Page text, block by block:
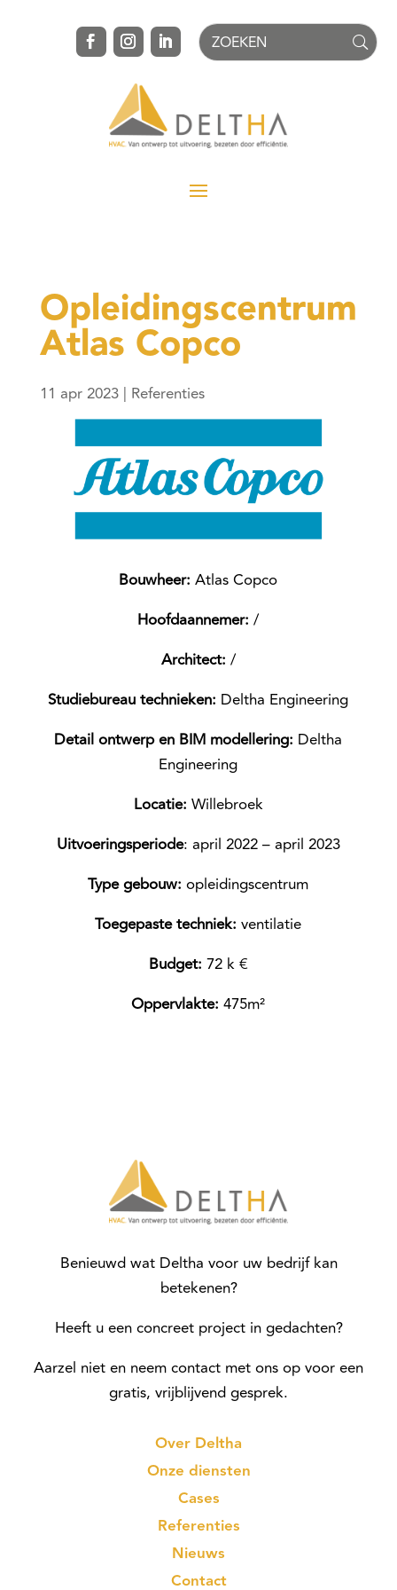
Opleidingscentrum
Atlas Copco
11 apr 2023| Referenties
Bouwheer:Atlas Copco
Hoofdaannemer: /
Architect: /
Studiebureau technieken: Deltha Engineering
Detail ontwerp en BIM modellering: Deltha
Engineering
Locatie: Willebroek
Uitvoeringsperiode: april 2022 – april 2023
Type gebouw: opleidingscentrum
Toegepaste techniek:ventilatie
Budget: 72 k €
Oppervlakte:475m²
Benieuwd wat Deltha voor uw bedrijf kan
betekenen?
Heeft u een concreet project in gedachten?
Aarzel niet en neem contact met ons op voor een
gratis, vrijblijvend gesprek.
Over Deltha
Onze diensten
Cases
Referenties
Nieuws
Contact